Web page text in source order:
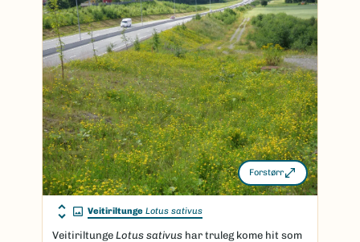
Forstørr
Veitiriltunge Lotus sativus
Veitiriltunge Lotus sativus har truleg kome hit som